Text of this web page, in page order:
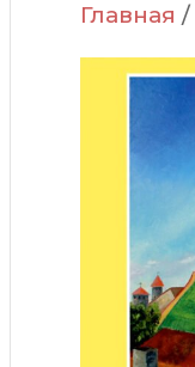
Главная /